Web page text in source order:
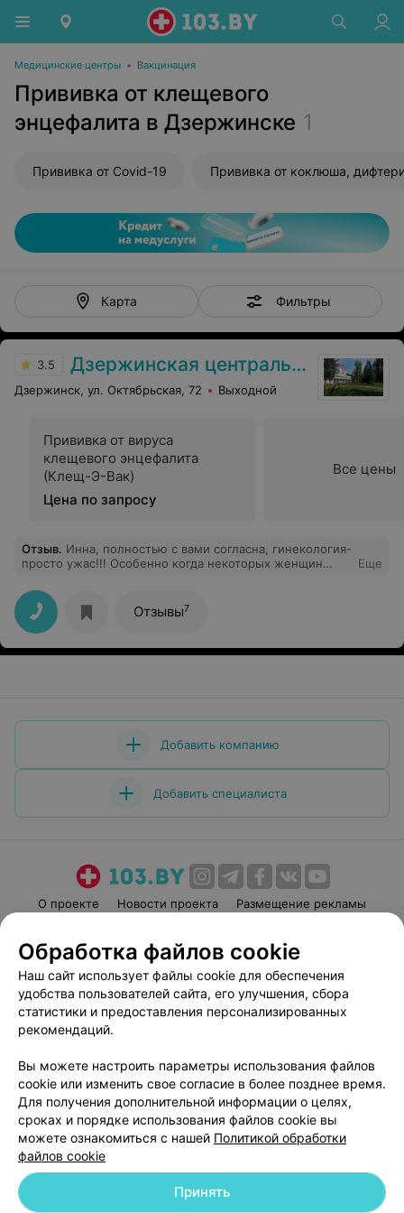
Медицинские центры • Вакцинация
Прививка от клещевого
энцефалита в Дзержинске 1
Прививка от Covid-19
Карта Фильтры
3.5 Дзержинская центральная районная больница
Дзержинск, ул. Октябрьская, 72 Выходной
Прививка от вируса
клещевого энцефалита
(Клещ-Э-Вак)
Цена по запросу
Все цены
Отзыв. Инна, полностью с вами согласна, гинекология-
просто ужас!!! Особенно когда некоторых женщин
так еще и куревом по всему отделению воняет!
лампочки по 3 дня меняют! короче, ужас и все, слов
даже нет....
Еще
Отзывы7
Добавить компанию
Добавить специалиста
О проекте Новости проекта
Размещение рекламы
Пользовательское соглашение
Способы оплаты
Вакансии
Партнеры
Написать руководителю 103.by
Обработка персональных данных
© 2026 ООО «Артокс Лаб», УНП 191700409 | 220012, Республика Беларусь,
Обработка файлов cookie
Наш сайт использует файлы cookie для обеспечения
удобства пользователей сайта, его улучшения, сбора
статистики и предоставления персонализированных
рекомендаций.
Вы можете настроить параметры использования файлов
cookie или изменить свое согласие в более позднее время.
Для получения дополнительной информации о целях,
сроках и порядке использования файлов cookie вы
можете ознакомиться с нашей Политикой обработки
файлов cookie
Принять